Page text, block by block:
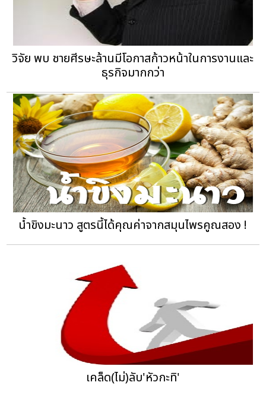
วิจัย พบ ชายศีรษะล้านมีโอกาสก้าวหน้าในการงานและ
ธุรกิจมากกว่า
น้ำขิงมะนาว สูตรนี้ได้คุณค่าจากสมุนไพรคูณสอง !
เคล็ด(ไม่)ลับ'หัวกะทิ'